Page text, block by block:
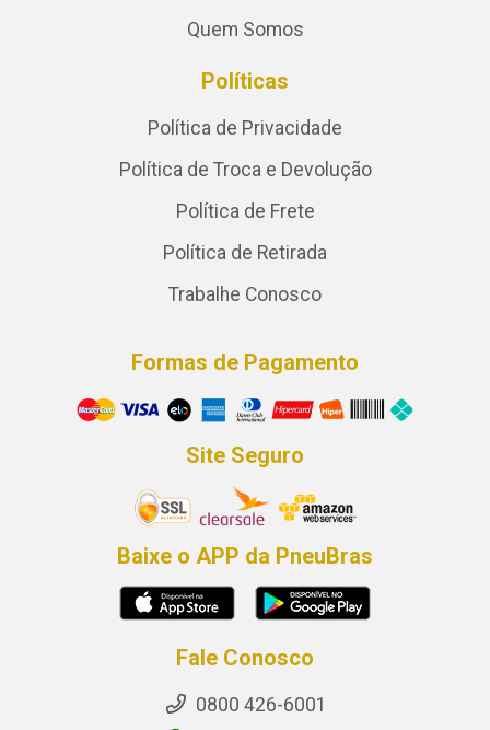
Quem Somos
Políticas
Política de Privacidade
Política de Troca e Devolução
Política de Frete
Política de Retirada
Trabalhe Conosco
Formas de Pagamento
Site Seguro
Baixe o APP da PneuBras
Fale Conosco
0800 426-6001